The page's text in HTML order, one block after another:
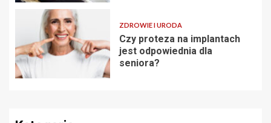
ZDROWIE I URODA
Czy proteza na implantach
jest odpowiednia dla
seniora?